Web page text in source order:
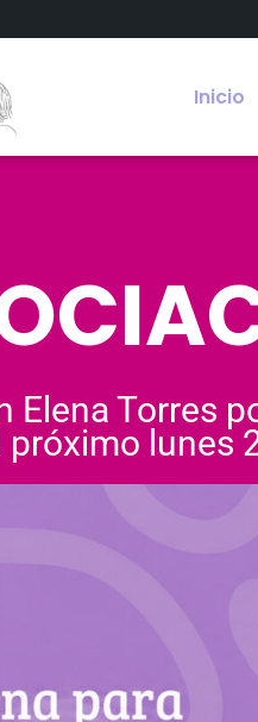
Inicio
Elena Torres
próximo lunes